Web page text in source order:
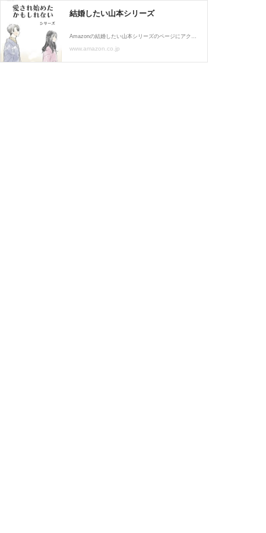
結婚したい山本シリーズ
Amazonの結婚したい山本シリーズのページにアクセスして、結婚したい山本シリーズのすべての本をお買い求めください。結婚したい山本シリーズの写真、著者情報、レビューをチェックしてください
www.amazon.co.jp